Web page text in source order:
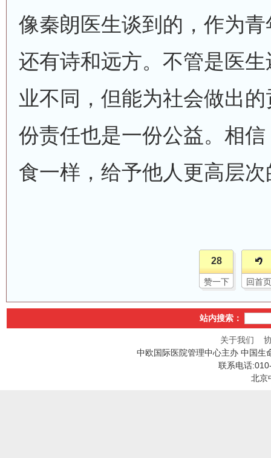
像秦朗医生谈到的，作为
还有诗和远方。不管是医
业不同，但能为社会做出
份责任也是一份公益。相
食一样，给予他人更高层
28
赞一下 回首页
站内搜索：
关于我们
中欧国际医院管理中心主办 中国生
联系电话
北京